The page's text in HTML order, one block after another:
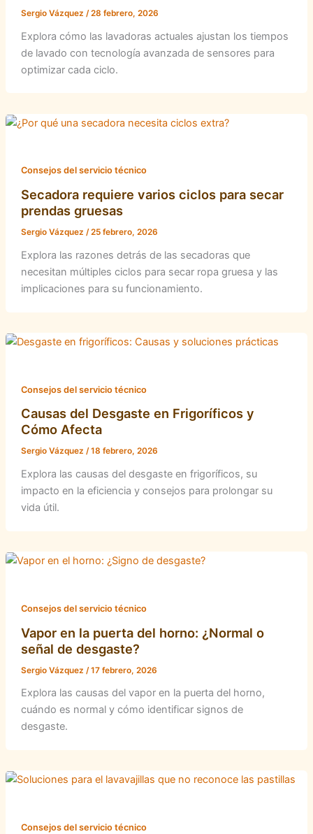
Sergio Vázquez /28 febrero, 2026
Explora cómo las lavadoras actuales ajustan los tiempos
de lavado con tecnología avanzada de sensores para
optimizar cada ciclo.
Consejos del servicio técnico
Secadora requiere varios ciclos para secar
prendas gruesas
Sergio Vázquez /25 febrero, 2026
Explora las razones detrás de las secadoras que
necesitan múltiples ciclos para secar ropa gruesa y las
implicaciones para su funcionamiento.
Consejos del servicio técnico
Causas del Desgaste en Frigoríficos y
Cómo Afecta
Sergio Vázquez /18 febrero, 2026
Explora las causas del desgaste en frigoríficos, su
impacto en la eficiencia y consejos para prolongar su
vida útil.
Consejos del servicio técnico
Vapor en la puerta del horno: ¿Normal o
señal de desgaste?
Sergio Vázquez /17 febrero, 2026
Explora las causas del vapor en la puerta del horno,
cuándo es normal y cómo identificar signos de
desgaste.
Consejos del servicio técnico